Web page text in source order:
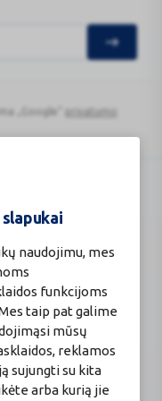
naudojimu, mes
funkcijoms
taip pat galime
mūsų
reklamos
sujungti su kita
arba kurią jie
„Google“ privatumo
g. 4